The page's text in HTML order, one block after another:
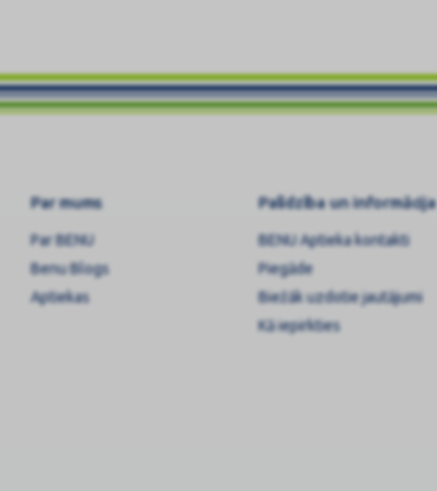
Par mums
Par BENU
Benu Blogs
Aptiekas
Palīdzība un informācija
BENU Aptieka kontakti
Piegāde
Biežāk uzdotie jautājumi
Kā iepirkties